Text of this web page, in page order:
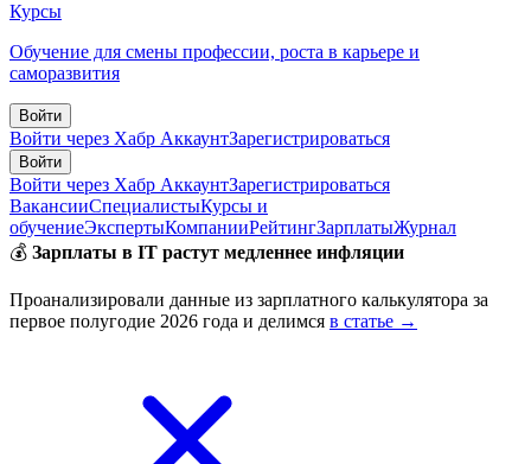
Курсы
Обучение для смены профессии, роста в карьере и
саморазвития
Войти
Войти через Хабр АккаунтЗарегистрироваться
Войти
Войти через Хабр АккаунтЗарегистрироваться
ВакансииСпециалистыКурсы и
обучениеЭкспертыКомпанииРейтингЗарплатыЖурнал
💰 Зарплаты в IT растут медленнее инфляции
Проанализировали данные из зарплатного калькулятора за
первое полугодие 2026 года и делимся в статье →